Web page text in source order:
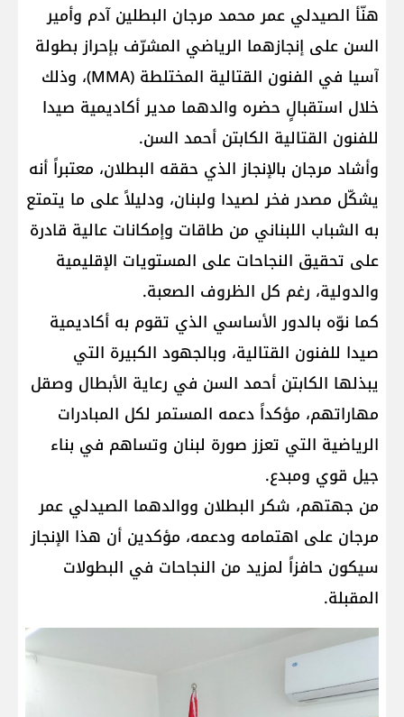
هنّأ الصيدلي عمر محمد مرجان البطلين آدم وأمير
السن على إنجازهما الرياضي المشرّف بإحراز بطولة
آسيا في الفنون القتالية المختلطة (MMA)، وذلك
خلال استقبالٍ حضره والدهما مدير أكاديمية صيدا
للفنون القتالية الكابتن أحمد السن.
وأشاد مرجان بالإنجاز الذي حققه البطلان، معتبراً أنه
يشكّل مصدر فخر لصيدا ولبنان، ودليلاً على ما يتمتع
به الشباب اللبناني من طاقات وإمكانات عالية قادرة
على تحقيق النجاحات على المستويات الإقليمية
والدولية، رغم كل الظروف الصعبة.
كما نوّه بالدور الأساسي الذي تقوم به أكاديمية
صيدا للفنون القتالية، وبالجهود الكبيرة التي
يبذلها الكابتن أحمد السن في رعاية الأبطال وصقل
مهاراتهم، مؤكداً دعمه المستمر لكل المبادرات
الرياضية التي تعزز صورة لبنان وتساهم في بناء
جيل قوي ومبدع.
من جهتهم، شكر البطلان ووالدهما الصيدلي عمر
مرجان على اهتمامه ودعمه، مؤكدين أن هذا الإنجاز
سيكون حافزاً لمزيد من النجاحات في البطولات
المقبلة.